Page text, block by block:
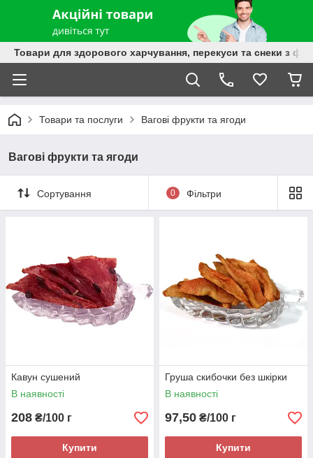
Товари для здорового харчування, перекуси та снеки з
Товари та послуги Вагові фрукти та ягоди
Вагові фрукти та ягоди
Сортування 0 Фільтри
Кавун сушений
В наявності
208 ₴/100 г
Купити
Груша скибочки без шкірки
В наявності
97,50 ₴/100 г
Купити